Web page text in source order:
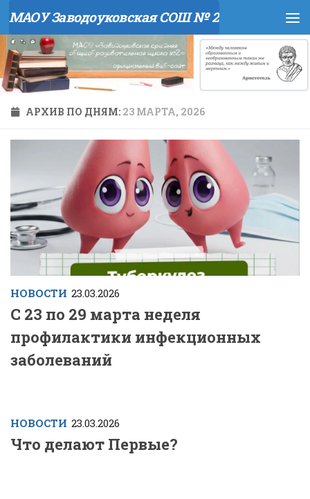
Перейти к содержимому
МАОУ Заводоуковская СОШ № 2
АРХИВ ПО ДНЯМ: 23 МАРТА, 2026
НОВОСТИ 23.03.2026
С 23 по 29 марта неделя
профилактики инфекционных
заболеваний
НОВОСТИ 23.03.2026
Что делают Первые?